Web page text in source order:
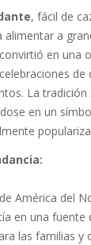
, fácil de
alimentar a
en una
de
La tradición
en un
América del
en una fuente
las familias y